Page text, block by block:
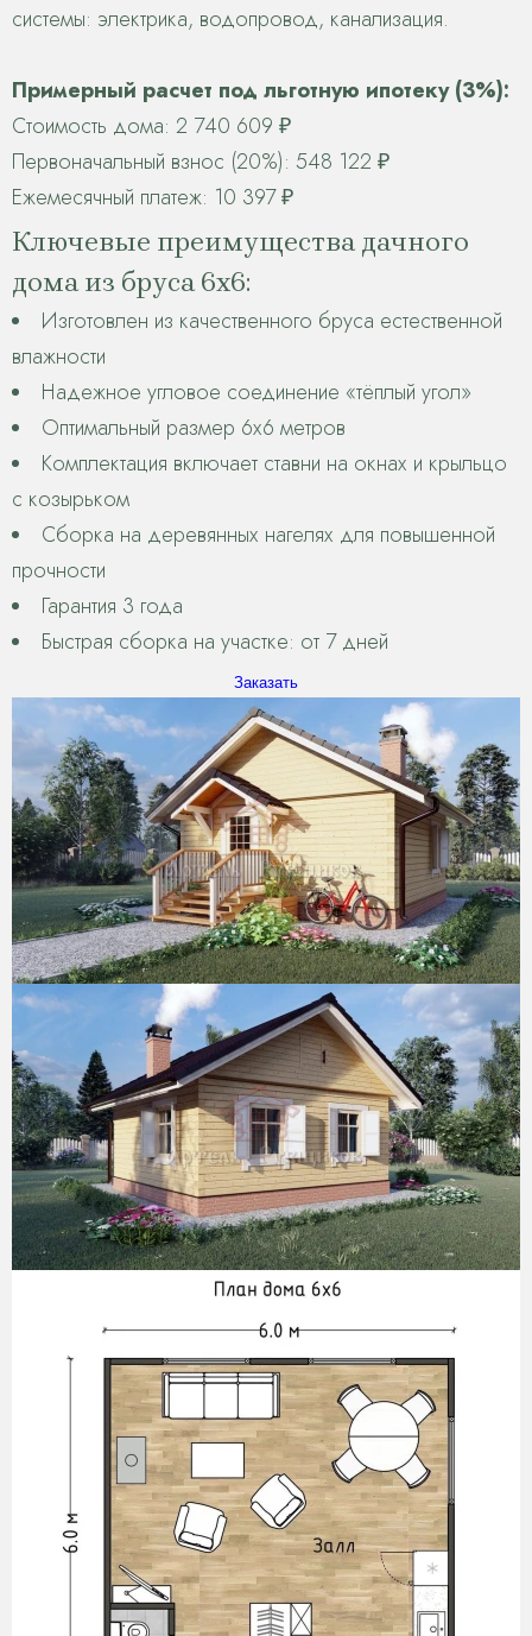
системы: электрика, водопровод, канализация.
Примерный расчет под льготную ипотеку (3%):
Стоимость дома: 2 740 609 ₽
Первоначальный взнос (20%): 548 122 ₽
Ежемесячный платеж: 10 397 ₽
Ключевые преимущества дачного
дома из бруса 6х6:
Изготовлен из качественного бруса естественной
влажности
Надежное угловое соединение «тёплый угол»
Оптимальный размер 6х6 метров
Комплектация включает ставни на окнах и крыльцо
с козырьком
Сборка на деревянных нагелях для повышенной
прочности
Гарантия 3 года
Быстрая сборка на участке: от 7 дней
Заказать